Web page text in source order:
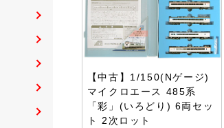
【中古】1/150(Nゲージ)
マイクロエース 485系
「彩」(いろどり) 6両セッ
ト 2次ロット